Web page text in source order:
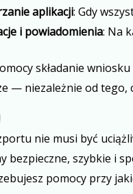
aplikacji: Gdy
i powiadomienia: Na
składanie
— niezależnie od tego,
nie musi być
bezpieczne, szybkie i
pomocy przy